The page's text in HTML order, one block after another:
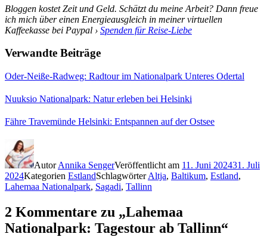
Bloggen kostet Zeit und Geld. Schätzt du meine Arbeit? Dann freue
ich mich über einen Energieausgleich in meiner virtuellen
Kaffeekasse bei Paypal › Spenden für Reise-Liebe
Verwandte Beiträge
Oder-Neiße-Radweg: Radtour im Nationalpark Unteres Odertal
Nuuksio Nationalpark: Natur erleben bei Helsinki
Fähre Travemünde Helsinki: Entspannen auf der Ostsee
AutorAnnika SengerVeröffentlicht am 11. Juni 202431. Juli
2024Kategorien EstlandSchlagwörterAltja, Baltikum, Estland,
Lahemaa Nationalpark, Sagadi, Tallinn
2 Kommentare zu „Lahemaa
Nationalpark: Tagestour ab Tallinn“